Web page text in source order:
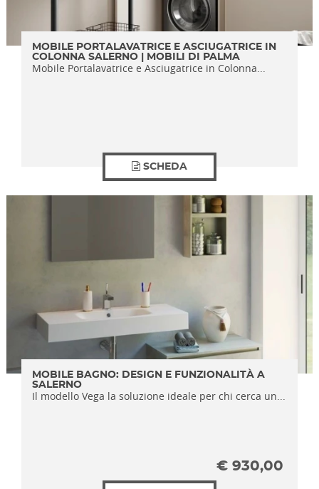
MOBILE PORTALAVATRICE E ASCIUGATRICE IN
COLONNA SALERNO | MOBILI DI PALMA
Mobile Portalavatrice e Asciugatrice in Colonna...
SCHEDA
MOBILE BAGNO: DESIGN E FUNZIONALITÀ A
SALERNO
Il modello Vega la soluzione ideale per chi cerca un...
€ 930,00